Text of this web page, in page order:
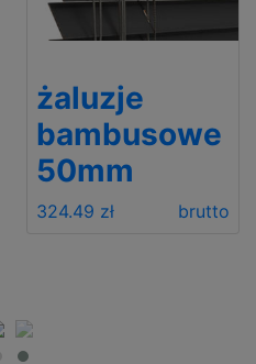
żaluzje
bambusowe
50mm
324.49 zł brutto